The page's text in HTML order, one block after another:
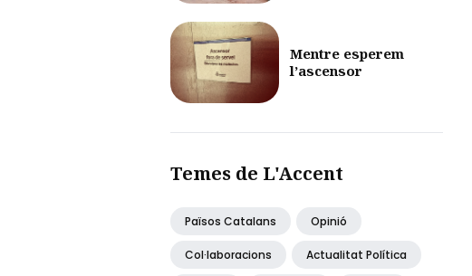
Mentre esperem
l’ascensor
Temes de L'Accent
Països Catalans Opinió
Col·laboracions Actualitat Política